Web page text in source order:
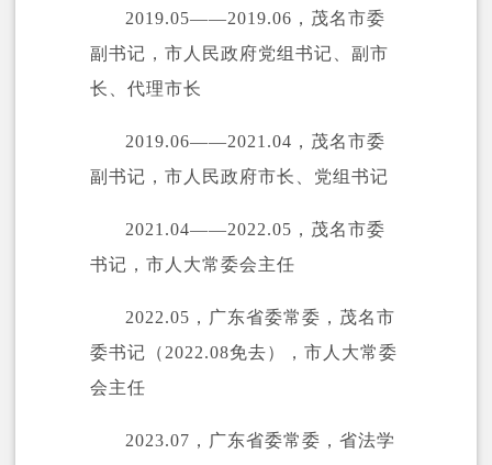
2019.05——2019.06，茂名市委
副书记，市人民政府党组书记、副市
长、代理市长
2019.06——2021.04，茂名市委
副书记，市人民政府市长、党组书记
2021.04——2022.05，茂名市委
书记，市人大常委会主任
2022.05，广东省委常委，茂名市
委书记（2022.08免去），市人大常委
会主任
2023.07，广东省委常委，省法学